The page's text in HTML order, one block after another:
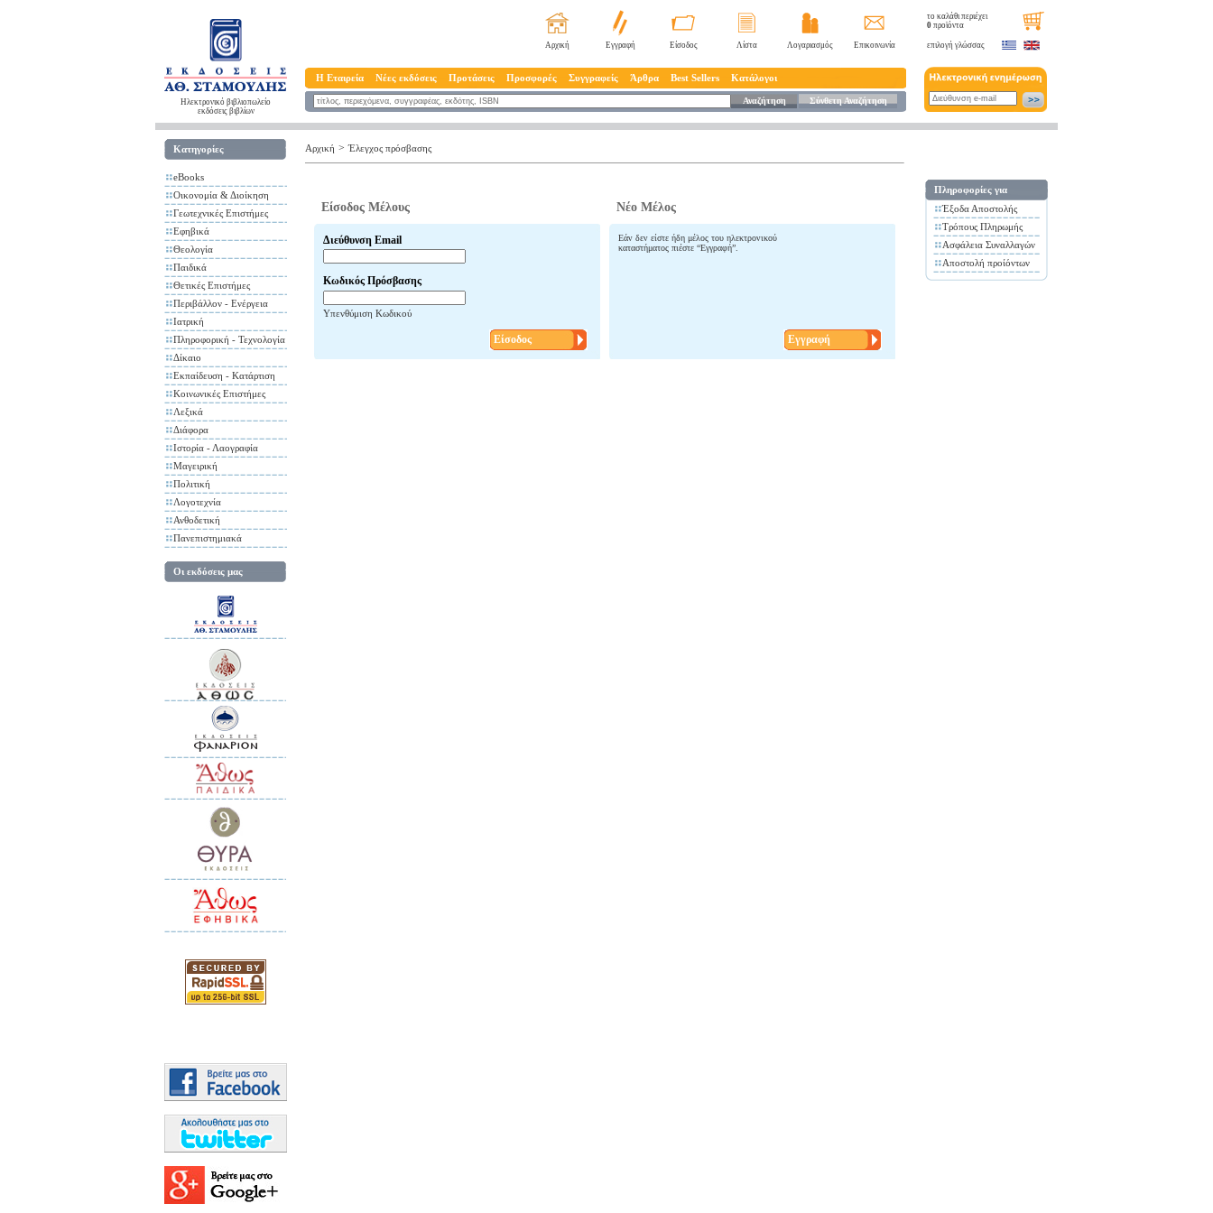
Ηλεκτρονικό βιβλιοπωλείο
εκδόσεις βιβλίων
Αρχική Εγγραφή Είσοδος Λίστα Λογαριασμός Επικοινωνία
Η Εταιρεία Νέες εκδόσεις Προτάσεις Προσφορές Συγγραφείς Άρθρα Best Sellers Κατάλογοι
Αναζήτηση Σύνθετη Αναζήτηση
το καλάθι περιέχει
0 προϊόντα
επιλογή γλώσσας
Κατηγορίες
eBooks
Οικονομία & Διοίκηση
Γεωτεχνικές Επιστήμες
Εφηβικά
Θεολογία
Παιδικά
Θετικές Επιστήμες
Περιβάλλον - Ενέργεια
Ιατρική
Πληροφορική - Τεχνολογία
Δίκαιο
Εκπαίδευση - Κατάρτιση
Κοινωνικές Επιστήμες
Λεξικά
Διάφορα
Ιστορία - Λαογραφία
Μαγειρική
Πολιτική
Λογοτεχνία
Ανθοδετική
Πανεπιστημιακά
Οι εκδόσεις μας
Αρχική > Έλεγχος πρόσβασης
Είσοδος Μέλους Νέο Μέλος
Διεύθυνση Email
Κωδικός Πρόσβασης
Υπενθύμιση Κωδικού
Είσοδος
Εάν δεν είστε ήδη μέλος του ηλεκτρονικού
καταστήματος πιέστε “Εγγραφή”.
Εγγραφή
Πληροφορίες για
Έξοδα Αποστολής
Τρόπους Πληρωμής
Ασφάλεια Συναλλαγών
Αποστολή προίόντων